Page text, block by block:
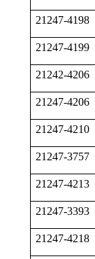
21247-4198
21247-4199
21242-4206
21247-4206
21247-4210
21247-3757
21247-4213
21247-3393
21247-4218